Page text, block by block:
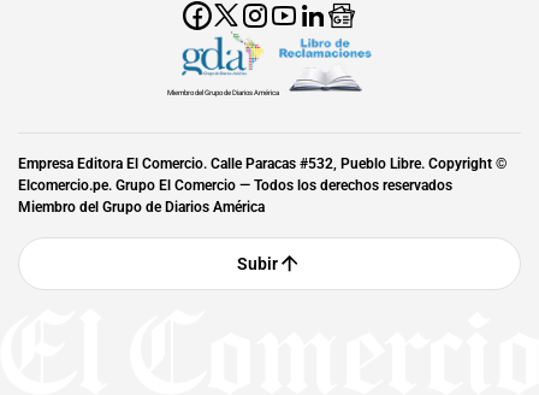
Miembro del Grupo de Diarios América
Empresa Editora El Comercio. Calle Paracas #532, Pueblo Libre. Copyright ©
Elcomercio.pe. Grupo El Comercio — Todos los derechos reservados
Miembro del Grupo de Diarios América
Subir